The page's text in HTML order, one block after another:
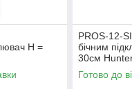
Н =
PROS-12-
бічним
30см
Готово до